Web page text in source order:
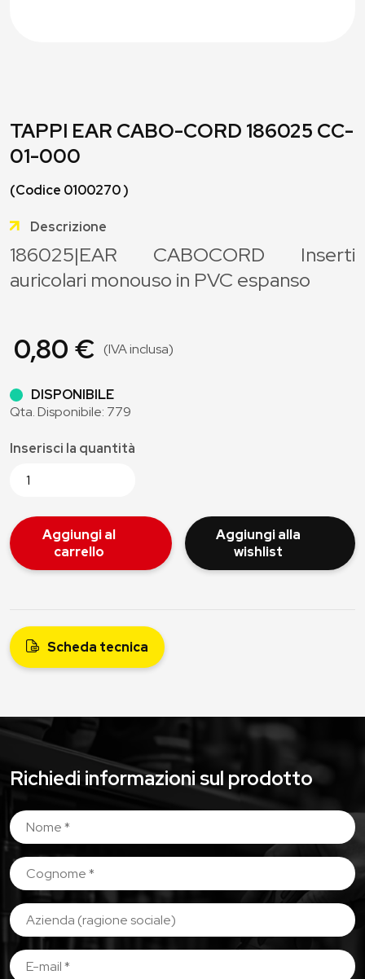
TAPPI EAR CABO-CORD 186025 CC-
01-000
(Codice 0100270 )
Descrizione
186025|EAR CABOCORD Inserti
auricolari monouso in PVC espanso
0,80 € (IVA inclusa)
DISPONIBILE
Qta. Disponibile: 779
Inserisci la quantità
Aggiungi al
carrello
Aggiungi alla
wishlist
Scheda tecnica
Richiedi informazioni sul prodotto